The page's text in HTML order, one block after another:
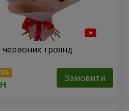
червоних троянд
Замовити